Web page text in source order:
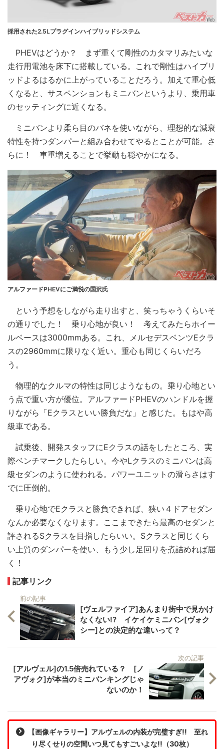
採用された2.5Lプラグインハイブリッドシステム
PHEVはどうか？ まず重くて剛性のカタマリみたいな
走行用電池を床下に搭載している。これで剛性はハイブリ
ッドよるはるかに上がっていることだろう。加えて重心低
くなると、サスペンションもミニバンというより、乗用車
のセッティングに近くなる。
ミニバンより柔ら目のバネを使いながら、理想的な減衰
特性を持つダンパーと組み合わせてやるとことが可能。さ
らに！ 車重増えることで挙動も穏やかになる。
アルファードPHEVにご満悦の国沢氏
という予想をしながら走り出すと、笑っちゃうくらいそ
の通りでした！ 乗り心地が良い！ 考えてみたらホイー
ルベースは3000mmある。これ、メルセデスベンツEクラ
スの2960mmに限りなく近い。重心も同じくらいだろ
う。
物理的なクルマの特性は同じようなもの。乗り心地とい
う点で重い方が優位。アルファードPHEVのハンドルを握
りながら「Eクラスといい勝負だな」と感じた。もはや高
級車である。
試乗後、開発スタッフにEクラスの話をしたところ、実
際ベンチマークしたらしい。今やLクラスのミニバンは高
級セダンのように使われる。パワーユニットの滑らさはす
でに圧倒的。
乗り心地でEクラスと勝負できれば、狭い４ドアセダン
なんか必要なくなります。ここまできたら最高のセダンと
評されるSクラスを目指したらいい。Sクラスと同じくら
い上質のダンパーを使い、もう少し足回りを煮詰めれば届
く！
記事リンク
前の記事
[ヴェルファイア]あんまり街中で見かけ
なくない!? イケイケミニバン[ヴォク
シー]との決定的な違いって？
次の記事
[アルヴェル]の1.5倍売れている？ [ノ
アヴォク]が本当のミニバンキングじゃ
ないのか！
【画像ギャラリー】アルヴェルの内装が完璧すぎ!! 至れ
り尽くせりの空間いつ見てもすごいよな!!（30枚）